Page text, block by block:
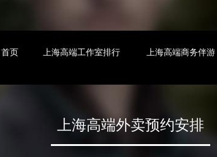
首页 上海高端工作室排行 上海高端商务伴游
上海高端外卖预约安排